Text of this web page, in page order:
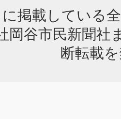
掲載している
岡谷市民新聞社
断転載